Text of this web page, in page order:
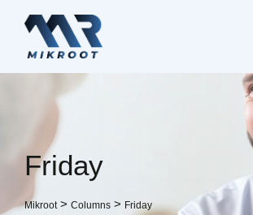
content
Friday
Mikroot> Columns > Friday